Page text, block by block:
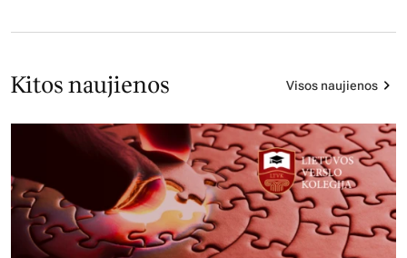
Kitos naujienos Visos naujienos